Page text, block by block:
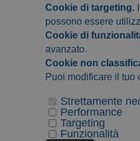
Cookie di targeting.
possono essere
Cookie di
avanzato.
Cookie non
Puoi modificare il tuo
Strettamente
Performance
Targeting
Funzionalità